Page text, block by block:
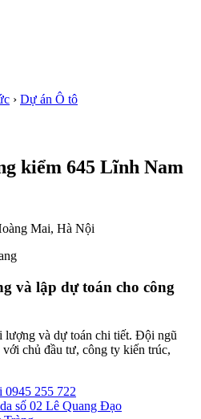
› Dự án Ô tô
kiểm 645 Lĩnh Nam
Mai, Hà Nội
và lập dự toán cho công
lượng và dự toán chi tiết. Đội ngũ
chủ đầu tư, công ty kiến trúc,
0945 255 722
số 02 Lê Quang Đạo